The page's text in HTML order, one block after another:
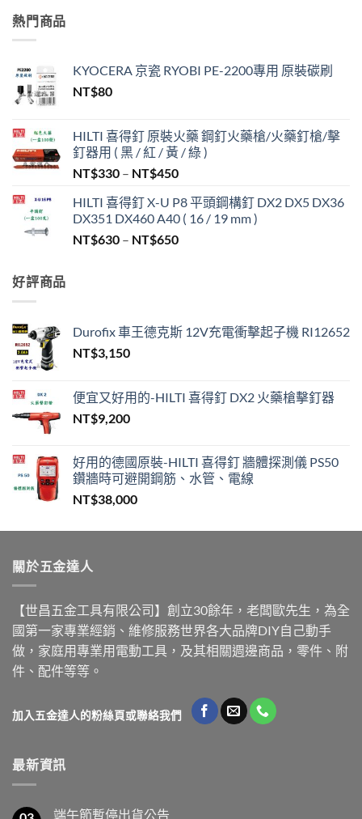
熱門商品
KYOCERA 京瓷 RYOBI PE-2200專用 原裝碳刷
NT$80
HILTI 喜得釘 原裝火藥 鋼釘火藥槍/火藥釘槍/擊
釘器用 ( 黑 / 紅 / 黃 / 綠 )
NT$330 – NT$450價
範
圍：
NT$330
HILTI 喜得釘 X-U P8 平頭鋼構釘 DX2 DX5 DX36
DX351 DX460 A40 ( 16 / 19 mm )
NT$630 – NT$650價
到
NT$650
好評商品
Durofix 車王德克斯 12V充電衝擊起子機 RI12652
NT$3,150
便宜又好用的-HILTI 喜得釘 DX2 火藥槍擊釘器
NT$9,200
好用的德國原裝-HILTI 喜得釘 牆體探測儀 PS50
鑽牆時可避開鋼筋、水管、電線
NT$38,000
關於五金達人
【世昌五金工具有限公司】創立30餘年，老闆歐先生，為全
國第一家專業經銷、維修服務世界各大品牌DIY自己動手
做，家庭用專業用電動工具，及其相關週邊商品，零件、附
件、配件等等。
加入五金達人的粉絲頁或聯絡我們
最新資訊
端午節暫停出貨公告